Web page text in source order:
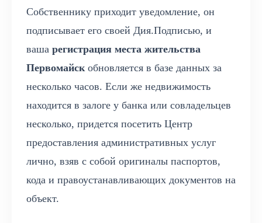
Собственнику приходит уведомление, он
подписывает его своей Дия.Подписью, и
ваша регистрация места жительства
Первомайскобновляется в базе данных за
несколько часов. Если же недвижимость
находится в залоге у банка или совладельцев
несколько, придется посетить Центр
предоставления административных услуг
лично, взяв с собой оригиналы паспортов,
кода и правоустанавливающих документов на
объект.